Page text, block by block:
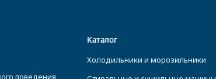
поведения
Каталог
Холодильники и морозильники